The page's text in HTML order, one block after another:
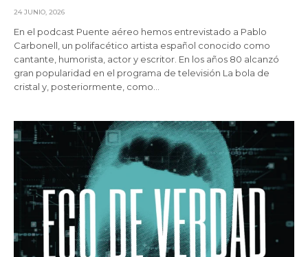
24 JUNIO, 2026
En el podcast Puente aéreo hemos entrevistado a Pablo
Carbonell, un polifacético artista español conocido como
cantante, humorista, actor y escritor. En los años 80 alcanzó
gran popularidad en el programa de televisión La bola de
cristal y, posteriormente, como…